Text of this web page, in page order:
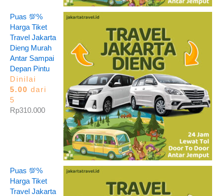
Puas 💯%
Harga Tiket
Travel Jakarta
Dieng Murah
Antar Sampai
Depan Pintu
Dinilai
5.00 dari
5
Rp310.000
Puas 💯%
Harga Tiket
Travel Jakarta